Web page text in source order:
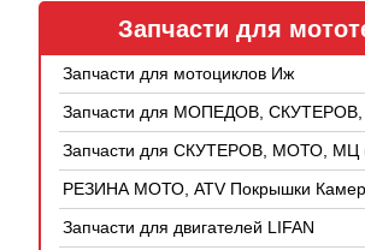
Запчасти для
Запчасти для мотоциклов Иж
Запчасти для МОПЕДОВ, СКУТЕРОВ,
(КИТАЙ)
Запчасти для СКУТЕРОВ, МОТО,
РЕЗИНА МОТО, ATV Покрышки
Запчасти для двигателей LIFAN